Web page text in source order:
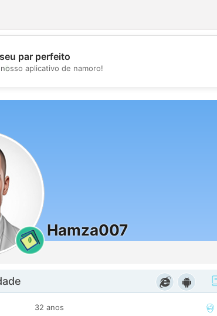
💖
💕
par perfeito
aplicativo de namoro!
0
Hamza007
32 anos